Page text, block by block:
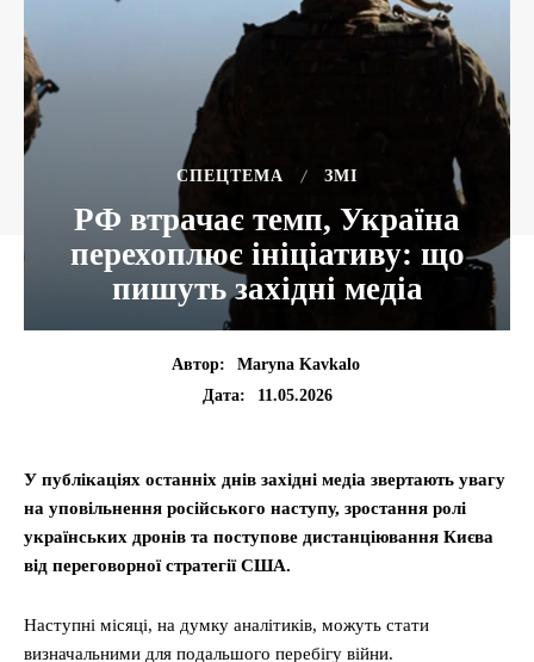
CПЕЦТЕМА ЗМІ
РФ втрачає темп, Україна
перехоплює ініціативу: що
пишуть західні медіа
Автор:
Maryna Kavkalo
Дата:
11.05.2026
У публікаціях останніх днів західні медіа звертають увагу
на уповільнення російського наступу, зростання ролі
українських дронів та поступове дистанціювання Києва
від переговорної стратегії США.
Наступні місяці, на думку аналітиків, можуть стати
визначальними для подальшого перебігу війни.